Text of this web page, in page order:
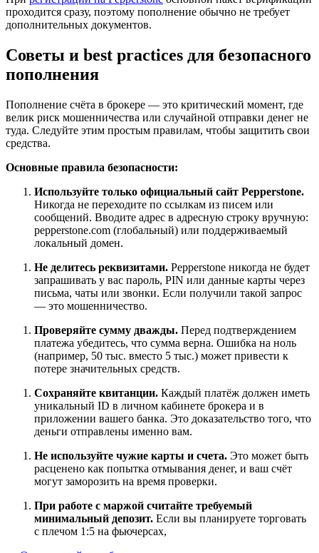
проходится сразу, поэтому пополнение обычно не требует
дополнительных документов.
Советы и best practices для безопасного
пополнения
Пополнение счёта в брокере — это критический момент, где
велик риск мошенничества или случайной отправки денег не
туда. Следуйте этим простым правилам, чтобы защитить свои
средства.
Основные правила безопасности:
Используйте только официальный сайт Pepperstone.
Никогда не переходите по ссылкам из писем или
сообщений. Вводите адрес в адресную строку вручную:
pepperstone.com (глобальный) или поддерживаемый
локальный домен.
Не делитесь реквизитами. Pepperstone никогда не будет
запрашивать у вас пароль, PIN или данные карты через
письма, чаты или звонки. Если получили такой запрос
— это мошенничество.
Проверяйте сумму дважды. Перед подтверждением
платежа убедитесь, что сумма верна. Ошибка на ноль
(например, 50 тыс. вместо 5 тыс.) может привести к
потере значительных средств.
Сохраняйте квитанции. Каждый платёж должен иметь
уникальный ID в личном кабинете брокера и в
приложении вашего банка. Это доказательство того, что
деньги отправлены именно вам.
Не используйте чужие карты и счета. Это может быть
расценено как попытка отмывания денег, и ваш счёт
могут заморозить на время проверки.
При работе с маржой считайте требуемый
минимальный депозит. Если вы планируете торговать
с плечом 1:5 на фьючерсах,